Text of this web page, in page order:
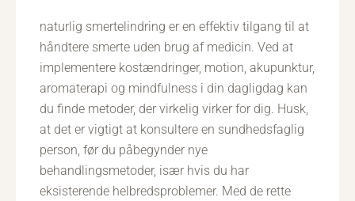
naturlig smertelindring er en effektiv tilgang til at
håndtere smerte uden brug af medicin. Ved at
implementere kostændringer, motion, akupunktur,
aromaterapi og mindfulness i din dagligdag kan
du finde metoder, der virkelig virker for dig. Husk,
at det er vigtigt at konsultere en sundhedsfaglig
person, før du påbegynder nye
behandlingsmetoder, især hvis du har
eksisterende helbredsproblemer. Med de rette